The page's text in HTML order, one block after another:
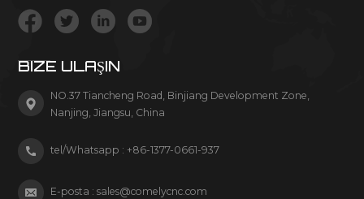
BIZE ULAŞIN
NO.37 Tiancheng Road, Binjiang Development Zone,
Nanjing, Jiangsu, China
tel/Whatsapp : +86-1377-0661-937
E-posta :sales@comelycnc.com